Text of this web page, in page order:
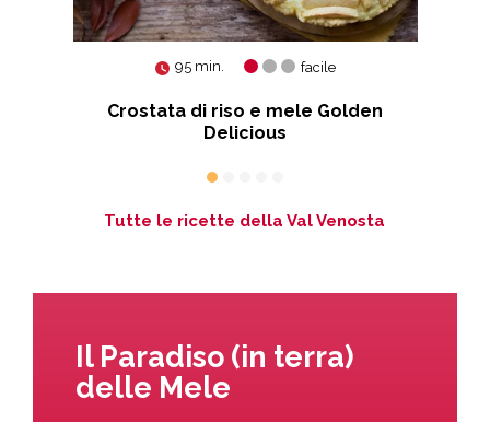
95 min. facile
Crostata di riso e mele Golden
Delicious
Tutte le ricette della Val Venosta
Il Paradiso (in terra)
delle Mele